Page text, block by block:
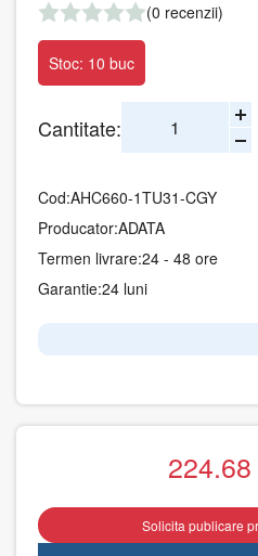
(0 recenzii)
Stoc: 10 buc
Cantitate:
Cod:AHC660-1TU31-CGY
Producator:ADATA
Termen livrare:24 - 48 ore
Garantie:24 luni
224.68
Solicita publicare